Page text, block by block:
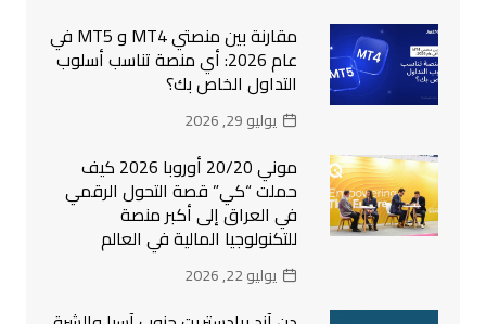
مقارنة بين منصتي MT4 و MT5 في
عام 2026: أي منصة تناسب أسلوب
التداول الخاص بك؟
يوليو 29, 2026
موني 20/20 أوروبا 2026 كيف
حملت “كي” قصة التحول الرقمي
في العراق إلى أكبر منصة
للتكنولوجيا المالية في العالم
يوليو 22, 2026